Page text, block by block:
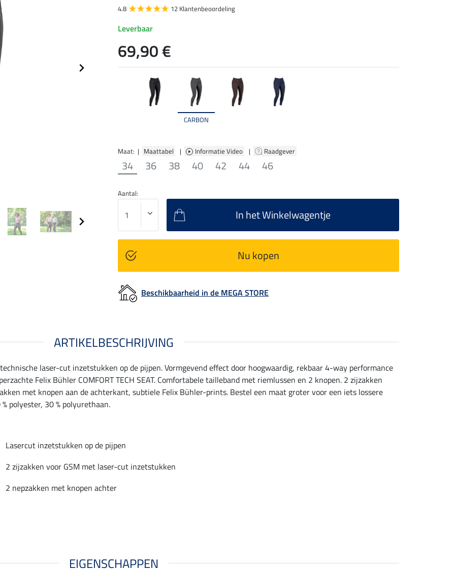
CARBON
Maat: | Maattabel | Informatie Video | Raadgever
34 36 38 40 42 44 46
4.8
12 Klantenbeoordeling
Leverbaar
69,90 €
Aantal:
In het Winkelwagentje
Nu kopen
Beschikbaarheid in de MEGA STORE
ARTIKELBESCHRIJVING
laser-cut inzetstukken op de pijpen. Vormgevend effect door hoogwaardig, rekbaar 4-way performance
Felix Bühler COMFORT TECH SEAT. Comfortabele tailleband met riemlussen en 2 knopen. 2 zijzakken
met knopen aan de achterkant, subtiele Felix Bühler-prints. Bestel een maat groter voor een iets lossere
polyester, 30 % polyurethaan.
Lasercut inzetstukken op de pijpen
2 zijzakken voor GSM met laser-cut inzetstukken
2 nepzakken met knopen achter
EIGENSCHAPPEN